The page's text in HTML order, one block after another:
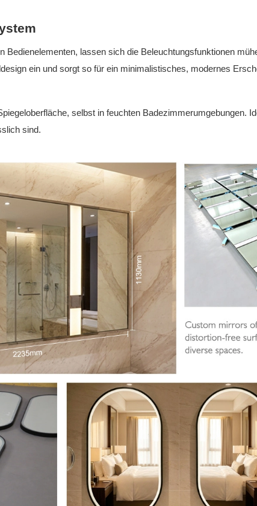
Bedienelementen, lassen sich die Beleuchtungsfunktionen
ein und sorgt so für ein minimalistisches, modernes
selbst in feuchten Badezimmerumgebungen.
sind.